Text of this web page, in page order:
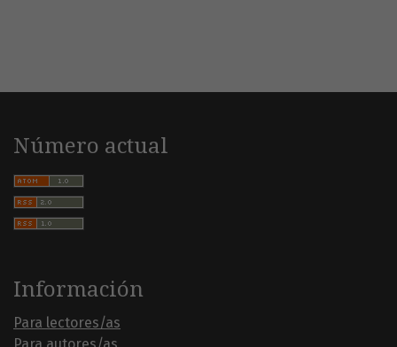
Número actual
Información
Para lectores/as